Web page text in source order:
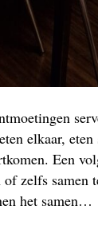
elkaar,
Een
of zelfs
het samen…